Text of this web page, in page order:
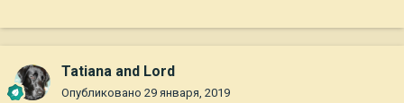
Tatiana and Lord
Опубликовано 29 января, 2019